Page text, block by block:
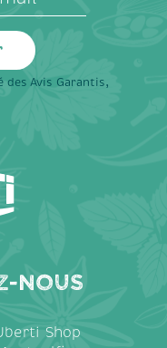
des Avis Garantis,
nous
Shop